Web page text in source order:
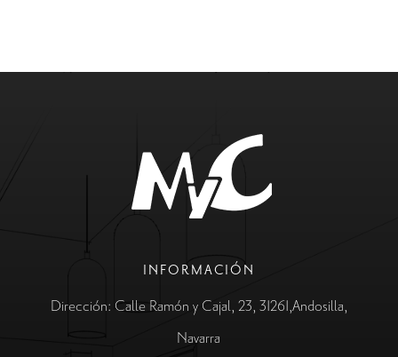
INFORMACIÓN
Dirección: Calle Ramón y Cajal, 23, 31261,Andosilla,
Navarra